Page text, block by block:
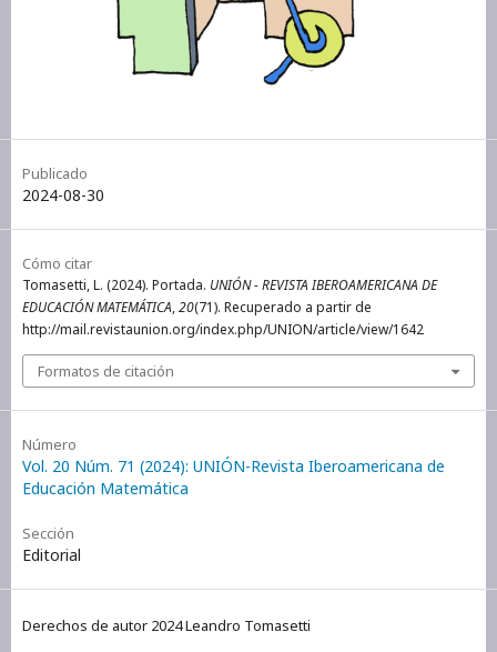
Publicado
2024-08-30
Cómo citar
Tomasetti, L. (2024). Portada. UNIÓN - REVISTA IBEROAMERICANA DE
EDUCACIÓN MATEMÁTICA,20(71). Recuperado a partir de
http://mail.revistaunion.org/index.php/UNION/article/view/1642
Formatos de citación
Número
Vol. 20 Núm. 71 (2024): UNIÓN-Revista Iberoamericana de
Educación Matemática
Sección
Editorial
Derechos de autor 2024 Leandro Tomasetti